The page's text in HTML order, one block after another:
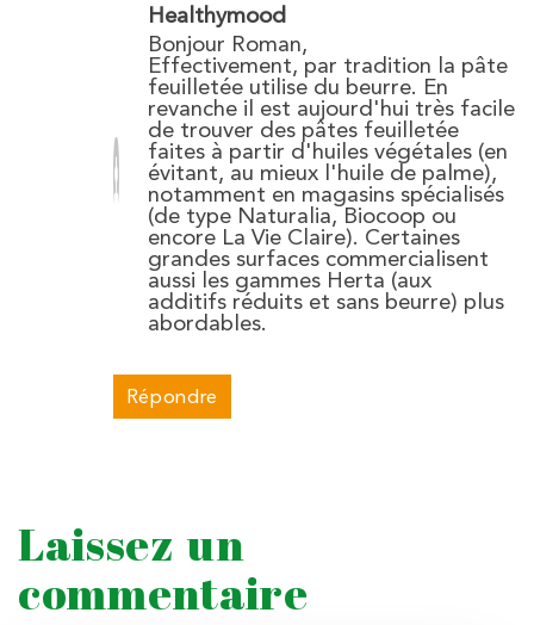
Healthymood
Bonjour Roman,
Effectivement, par tradition la pâte
feuilletée utilise du beurre. En
revanche il est aujourd'hui très facile
de trouver des pâtes feuilletée
faites à partir d'huiles végétales (en
évitant, au mieux l'huile de palme),
notamment en magasins spécialisés
(de type Naturalia, Biocoop ou
encore La Vie Claire). Certaines
grandes surfaces commercialisent
aussi les gammes Herta (aux
additifs réduits et sans beurre) plus
abordables.
Répondre
Laissez un
commentaire